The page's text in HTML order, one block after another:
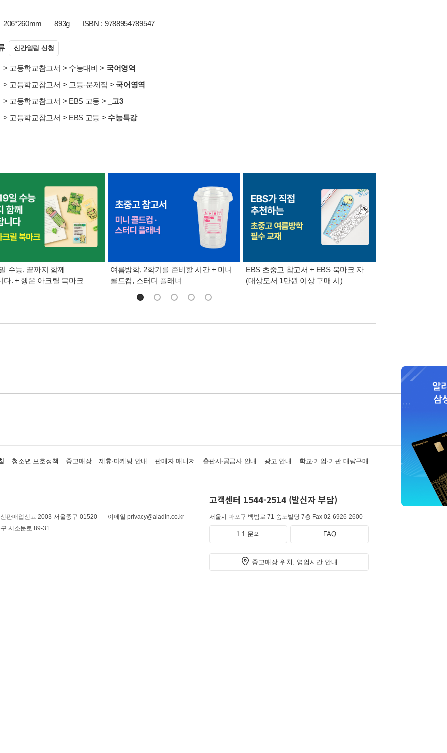
206*260mm 893g ISBN : 9788954789547
신간알림 신청
> 고등학교참고서 > 수능대비 > 국어영역
> 고등학교참고서 > 고등-문제집 > 국어영역
> 고등학교참고서 > EBS 고등 >
_고3
> 고등학교참고서 > EBS 고등 > 수능특강
수능, 끝까지 함께
다. + 행운 아크릴 북마크
여름방학, 2학기를 준비할 시간 + 미니
콜드컵, 스터디 플래너
EBS 초중고 참고서 + EBS 북마크 자
(대상도서 1만원 이상 구매 시)
청소년 보호정책 중고매장 제휴·마케팅 안내 판매자 매니저 출판사·공급사 안내 광고 안내 학교·기업·기관 대량구매
판매업신고 2003-서울중구-01520
이메일 privacy@aladin.co.kr
서소문로 89-31
고객센터 1544-2514 (발신자 부담)
서울시 마포구 백범로 71 숨도빌딩 7층 Fax 02-6926-2600
1:1 문의 FAQ
중고매장 위치, 영업시간 안내